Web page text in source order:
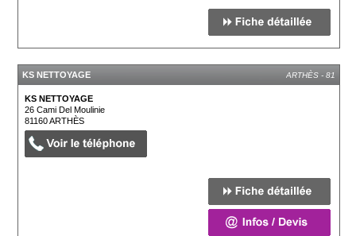
KS NETTOYAGE ARTHÈS - 81
KS NETTOYAGE
26 Cami Del Moulinie
81160ARTHÈS